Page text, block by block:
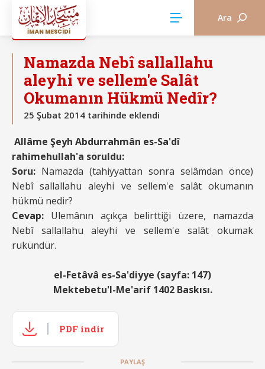
Ara
NAMAZ
Namazda Nebî sallallahu
aleyhi ve sellem'e Salât
Okumanın Hükmü Nedîr?
25 Şubat 2014 tarihinde eklendi
Allâme Şeyh Abdurrahmân es-Sa'dî
rahimehullah'a soruldu:
Soru: Namazda (tahiyyattan sonra selâmdan önce)
Nebî sallallahu aleyhi ve sellem'e salât okumanın
hükmü nedir?
Cevap: Ulemânın açıkça belirttiği üzere, namazda
Nebî sallallahu aleyhi ve sellem'e salât okumak
rukündür.
el-Fetâvâ es-Sa'diyye (sayfa: 147)
Mektebetu'l-Me'arif 1402 Baskısı.
PDF indir
PAYLAŞ